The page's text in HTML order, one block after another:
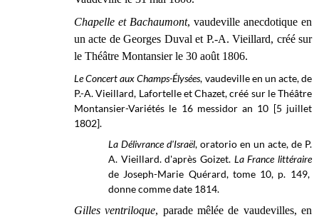
Chapelle et Bachaumont, vaudeville anecdotique en
un acte de Georges Duval et P.-A. Vieillard, créé sur
le Théâtre Montansier le 30 août 1806.
Le Concert aux Champs-Élysées, vaudeville en un acte, de
P.-A. Vieillard, Lafortelle et Chazet, créé sur leThéâtre
Montansier-Variétés le 16 messidor an 10 [5 juillet
1802].
La Délivrance d'Israël, oratorio en un acte, de P.
A. Vieillard. d'après Goizet. La France littéraire
de Joseph-Marie Quérard, tome 10, p. 149,
donne comme date 1814.
Gilles ventriloque, parade mêlée de vaudevilles, en